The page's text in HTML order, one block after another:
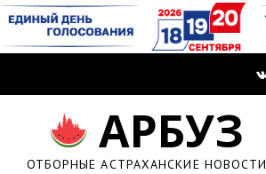
АРБУЗ
ОТБОРНЫЕ АСТРАХАНСКИЕ НОВОСТИ